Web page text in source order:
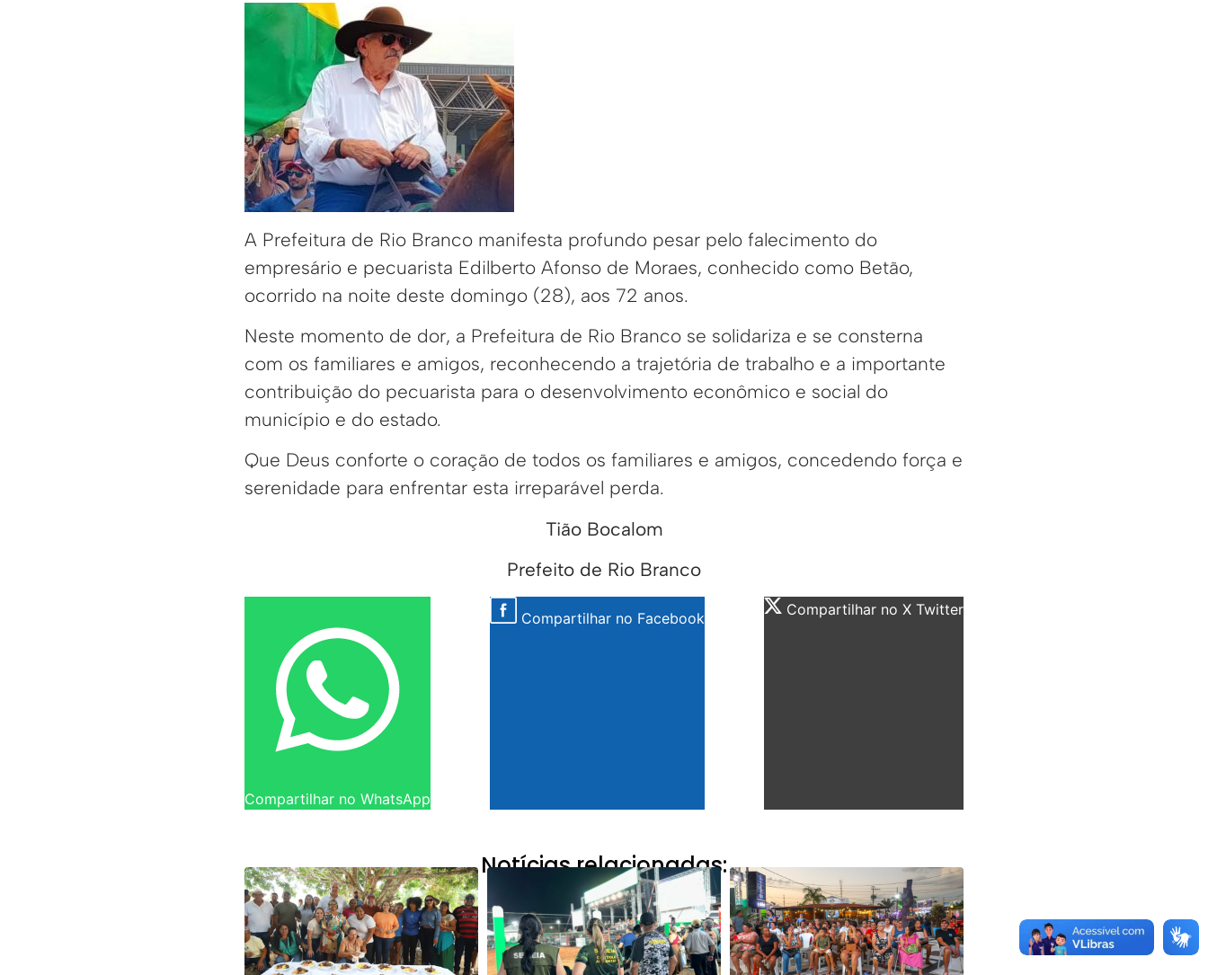
A Prefeitura de Rio Branco manifesta profundo pesar pelo falecimento do
empresário e pecuarista Edilberto Afonso de Moraes, conhecido como Betão,
ocorrido na noite deste domingo (28), aos 72 anos.
Neste momento de dor, a Prefeitura de Rio Branco se solidariza e se consterna
com os familiares e amigos, reconhecendo a trajetória de trabalho e a importante
contribuição do pecuarista para o desenvolvimento econômico e social do
município e do estado.
Que Deus conforte o coração de todos os familiares e amigos, concedendo força e
serenidade para enfrentar esta irreparável perda.
Tião Bocalom
Prefeito de Rio Branco
Compartilhar no WhatsApp
Compartilhar no Facebook Compartilhar no X Twitter
Notícias relacionadas: